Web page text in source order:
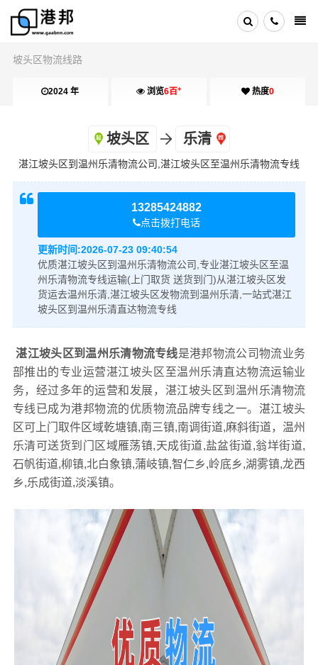
坡头区物流线路
2024 年 浏览6百+ 热度0
坡头区 乐清
湛江坡头区到温州乐清物流公司,湛江坡头区至温州乐清物流专线
13285424882
点击拨打电话
更新时间:2026-07-23 09:40:54
优质湛江坡头区到温州乐清物流公司,专业湛江坡头区至温
州乐清物流专线运输(上门取货 送货到门)从湛江坡头区发
货运去温州乐清,湛江坡头区发物流到温州乐清,一站式湛江
坡头区到温州乐清直达物流专线
湛江坡头区到温州乐清物流专线是港邦物流公司物流业务
部推出的专业运营湛江坡头区至温州乐清直达物流运输业
务，经过多年的运营和发展，湛江坡头区到温州乐清物流
专线已成为港邦物流的优质物流品牌专线之一。湛江坡头
区可上门取件区域乾塘镇,南三镇,南调街道,麻斜街道，温州
乐清可送货到门区域雁荡镇,天成街道,盐盆街道,翁垟街道,
石帆街道,柳镇,北白象镇,蒲岐镇,智仁乡,岭底乡,湖雾镇,龙西
乡,乐成街道,淡溪镇。